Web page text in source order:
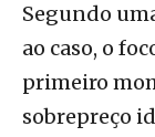
Segundo
ao caso, o
primeiro
sobrepreço